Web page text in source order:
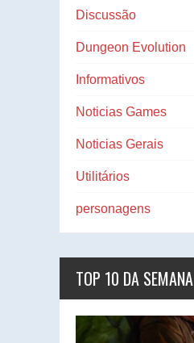
Discussão
Dungeon Evolution
Informativos
Noticias Games
Noticias Gerais
Utilitários
personagens
TOP 10 DA SEMANA